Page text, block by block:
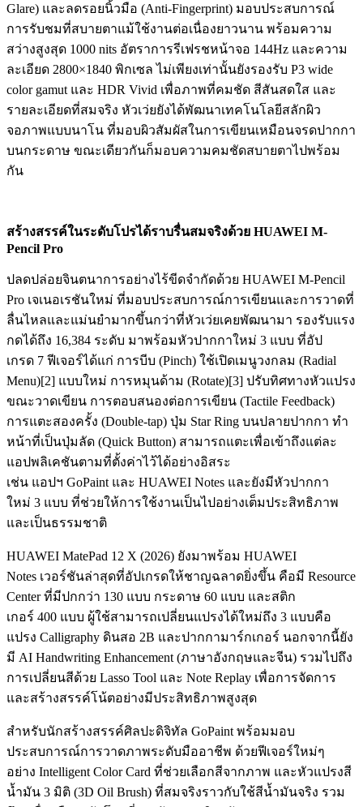
Glare) และลดรอยนิ้วมือ (Anti-Fingerprint) มอบประสบการณ์
การรับชมที่สบายตาแม้ใช้งานต่อเนื่องยาวนาน พร้อมความ
สว่างสูงสุด 1000 nits อัตราการรีเฟรชหน้าจอ 144Hz และความ
ละเอียด 2800×1840 พิกเซล ไม่เพียงเท่านั้นยังรองรับ P3 wide
color gamut และ HDR Vivid เพื่อภาพที่คมชัด สีสันสดใส และ
รายละเอียดที่สมจริง หัวเว่ยยังได้พัฒนาเทคโนโลยีสลักผิว
จอภาพแบบนาโน ที่มอบผิวสัมผัสในการเขียนเหมือนจรดปากกา
บนกระดาษ ขณะเดียวกันก็มอบความคมชัดสบายตาไปพร้อม
กัน
สร้างสรรค์ในระดับโปรได้ราบรื่นสมจริงด้วย HUAWEI M-
Pencil Pro
ปลดปล่อยจินตนาการอย่างไร้ขีดจำกัดด้วย HUAWEI M-Pencil
Pro เจเนอเรชันใหม่ ที่มอบประสบการณ์การเขียนและการวาดที่
ลื่นไหลและแม่นยำมากขึ้นกว่าที่หัวเว่ยเคยพัฒนามา รองรับแรง
กดได้ถึง 16,384 ระดับ มาพร้อมหัวปากกาใหม่ 3 แบบ ที่อัป
เกรด 7 ฟีเจอร์ได้แก่ การบีบ (Pinch) ใช้เปิดเมนูวงกลม (Radial
Menu)[2] แบบใหม่ การหมุนด้าม (Rotate)[3] ปรับทิศทางหัวแปรง
ขณะวาดเขียน การตอบสนองต่อการเขียน (Tactile Feedback)
การแตะสองครั้ง (Double-tap) ปุ่ม Star Ring บนปลายปากกา ทำ
หน้าที่เป็นปุ่มลัด (Quick Button) สามารถแตะเพื่อเข้าถึงแต่ละ
แอปพลิเคชันตามที่ตั้งค่าไว้ได้อย่างอิสระ
เช่น แอปฯ GoPaint และ HUAWEI Notes และยังมีหัวปากกา
ใหม่ 3 แบบ ที่ช่วยให้การใช้งานเป็นไปอย่างเต็มประสิทธิภาพ
และเป็นธรรมชาติ
HUAWEI MatePad 12 X (2026) ยังมาพร้อม HUAWEI
Notes เวอร์ชันล่าสุดที่อัปเกรดให้ชาญฉลาดยิ่งขึ้น คือมี Resource
Center ที่มีปกกว่า 130 แบบ กระดาษ 60 แบบ และสติก
เกอร์ 400 แบบ ผู้ใช้สามารถเปลี่ยนแปรงได้ใหม่ถึง 3 แบบคือ
แปรง Calligraphy ดินสอ 2B และปากกามาร์กเกอร์ นอกจากนี้ยัง
มี AI Handwriting Enhancement (ภาษาอังกฤษและจีน) รวมไปถึง
การเปลี่ยนสีด้วย Lasso Tool และ Note Replay เพื่อการจัดการ
และสร้างสรรค์โน้ตอย่างมีประสิทธิภาพสูงสุด
สำหรับนักสร้างสรรค์ศิลปะดิจิทัล GoPaint พร้อมมอบ
ประสบการณ์การวาดภาพระดับมืออาชีพ ด้วยฟีเจอร์ใหม่ๆ
อย่าง Intelligent Color Card ที่ช่วยเลือกสีจากภาพ และหัวแปรงสี
น้ำมัน 3 มิติ (3D Oil Brush) ที่สมจริงราวกับใช้สีน้ำมันจริง รวม